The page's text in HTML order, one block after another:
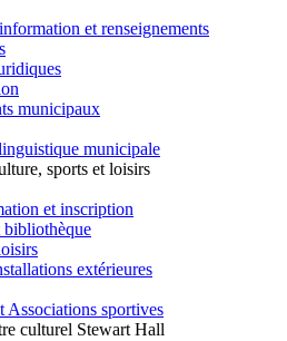
et renseignements
municipaux
municipale
sports et loisirs
et inscription
bibliothèque
extérieures
Associations sportives
culturel Stewart Hall